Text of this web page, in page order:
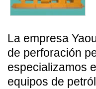
La empresa
de perforación
especializamos
equipos de